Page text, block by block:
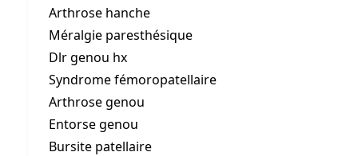
Arthrose hanche
Méralgie paresthésique
Dlr genou hx
Syndrome fémoropatellaire
Arthrose genou
Entorse genou
Bursite patellaire